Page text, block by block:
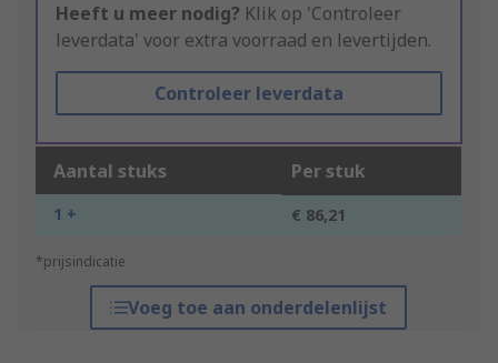
Heeft u meer nodig? Klik op 'Controleer
leverdata' voor extra voorraad en levertijden.
Controleer leverdata
Aantal stuks Per stuk
1 + € 86,21
*prijsindicatie
Voeg toe aan onderdelenlijst